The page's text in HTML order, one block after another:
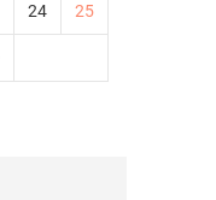
24 25